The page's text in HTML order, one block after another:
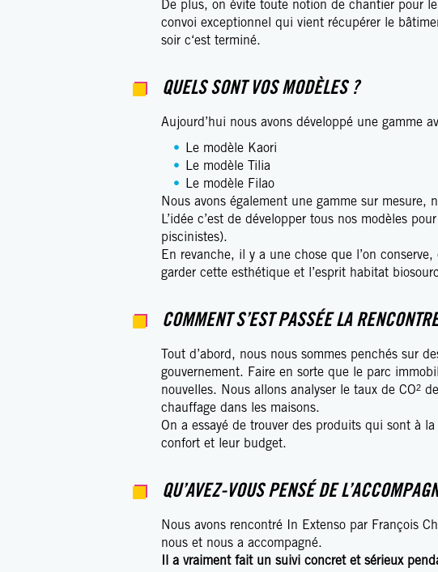
De plus, on évite toute notion de chantier pour
convoi exceptionnel qui vient récupérer le
soir c‘est terminé.
QUELS SONT VOS MODÈLES ?
Aujourd’hui nous avons développé une gamme
Le modèle Kaori
Le modèle Tilia
Le modèle Filao
Nous avons également une gamme sur mesure,
L’idée c’est de développer tous nos modèles
piscinistes).
En revanche, il y a une chose que l’on
garder cette esthétique et l’esprit habitat
COMMENT S’EST PASSÉE LA
Tout d’abord, nous nous sommes penchés sur
gouvernement. Faire en sorte que le parc
nouvelles. Nous allons analyser le taux de CO²
chauffage dans les maisons.
On a essayé de trouver des produits qui sont à
confort et leur budget.
QU’AVEZ-VOUS PENSÉ DE
Nous avons rencontré In Extenso par François
nous et nous a accompagné.
Il a vraiment fait un suivi concret et sérieux